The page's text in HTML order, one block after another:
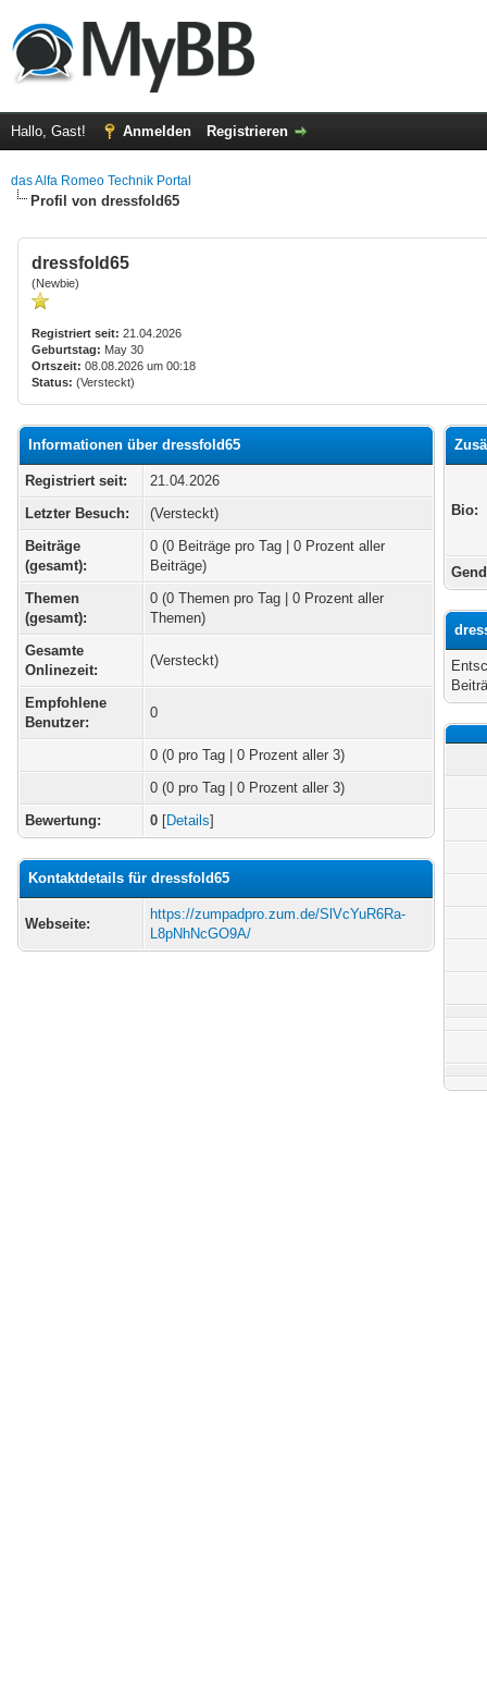
Hallo, Gast! Anmelden Registrieren
das Alfa Romeo Technik Portal
Profil von dressfold65
dressfold65
(Newbie)
Registriert seit: 21.04.2026
Geburtstag: May 30
Ortszeit: 08.08.2026 um 00:18
Status: (Versteckt)
Informationen über dressfold65
Registriert seit:
21.04.2026
Letzter Besuch:
(Versteckt)
Beiträge
(gesamt):
0 (0 Beiträge pro Tag | 0 Prozent aller
Beiträge)
Themen
(gesamt):
0 (0 Themen pro Tag | 0 Prozent aller
Themen)
Gesamte
Onlinezeit:
(Versteckt)
Empfohlene
Benutzer:
0
0 (0 pro Tag | 0 Prozent aller 3)
0 (0 pro Tag | 0 Prozent aller 3)
Bewertung:
0 [Details]
Kontaktdetails für dressfold65
Webseite:
https://zumpadpro.zum.de/SlVcYuR6Ra-
L8pNhNcGO9A/
Bio: